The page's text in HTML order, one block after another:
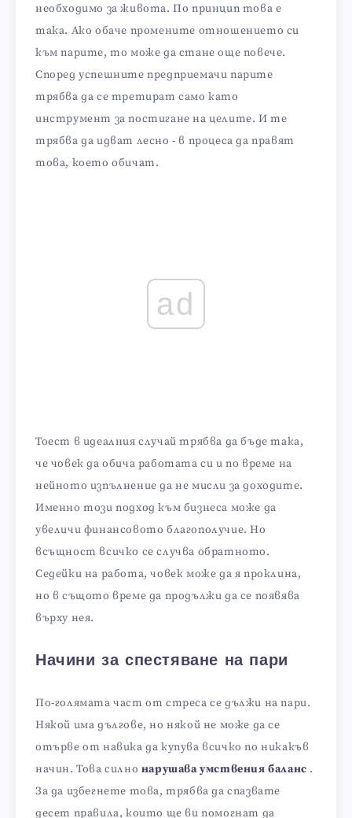
необходимо за живота. По принцип това е
така. Ако обаче промените отношението си
към парите, то може да стане още повече.
Според успешните предприемачи парите
трябва да се третират само като
инструмент за постигане на целите. И те
трябва да идват лесно - в процеса да правят
това, което обичат.
ad
Тоест в идеалния случай трябва да бъде така,
че човек да обича работата си и по време на
нейното изпълнение да не мисли за доходите.
Именно този подход към бизнеса може да
увеличи финансовото благополучие. Но
всъщност всичко се случва обратното.
Седейки на работа, човек може да я проклина,
но в същото време да продължи да се появява
върху нея.
Начини за спестяване на пари
По-голямата част от стреса се дължи на пари.
Някой има дългове, но някой не може да се
отърве от навика да купува всичко по никакъв
начин. Това силно нарушава умствения баланс .
За да избегнете това, трябва да спазвате
десет правила, които ще ви помогнат да